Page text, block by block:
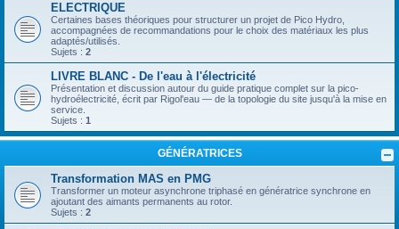
ELECTRIQUE
Certaines bases théoriques pour structurer un projet de Pico Hydro,
accompagnées de recommandations pour le choix des matériaux les plus
adaptés/utilisés.
Sujets : 2
LIVRE BLANC - De l'eau à l'électricité
Présentation et discussion autour du guide pratique complet sur la pico-
hydroélectricité, écrit par Rigol'eau — de la topologie du site jusqu'à la mise en
service.
Sujets : 1
GÉNÉRATRICES
Transformation MAS en PMG
Transformer un moteur asynchrone triphasé en génératrice synchrone en
ajoutant des aimants permanents au rotor.
Sujets : 2